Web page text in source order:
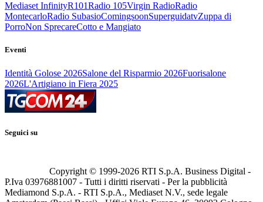
Mediaset InfinityR101Radio 105Virgin RadioRadio
MontecarloRadio SubasioComingsoonSuperguidatvZuppa di
PorroNon SprecareCotto e Mangiato
Eventi
Identità Golose 2026Salone del Risparmio 2026Fuorisalone
2026L'Artigiano in Fiera 2025
Seguici su
Copyright © 1999-2026 RTI S.p.A. Business Digital -
P.Iva 03976881007 - Tutti i diritti riservati - Per la pubblicità
Mediamond S.p.A. - RTI S.p.A., Mediaset N.V., sede legale